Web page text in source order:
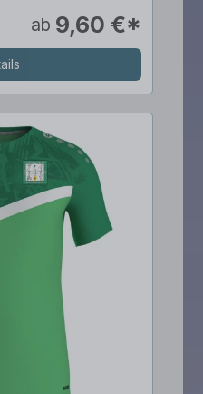
ab 9,60 €*